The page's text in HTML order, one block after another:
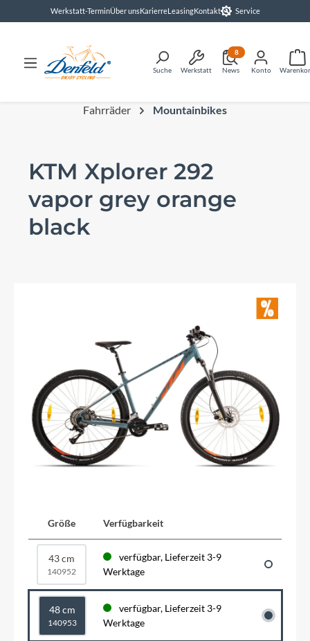
springenWerkstatt-TerminÜber unsKarierreLeasingKontakt Service
Suche Werkstatt News
8
Konto
Fahrräder Mountainbikes
KTM Xplorer 292
vapor grey orange
black
Größe Verfügbarkeit
43 cm
140952
verfügbar, Lieferzeit 3-9
Werktage
48 cm
140953
verfügbar, Lieferzeit 3-9
Werktage